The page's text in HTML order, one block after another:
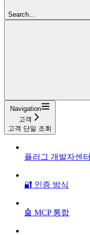
Search...
Navigation
고객
고객 단일 조회
플러그 개발자센터
🔐 인증 방식
🤖 MCP 통합